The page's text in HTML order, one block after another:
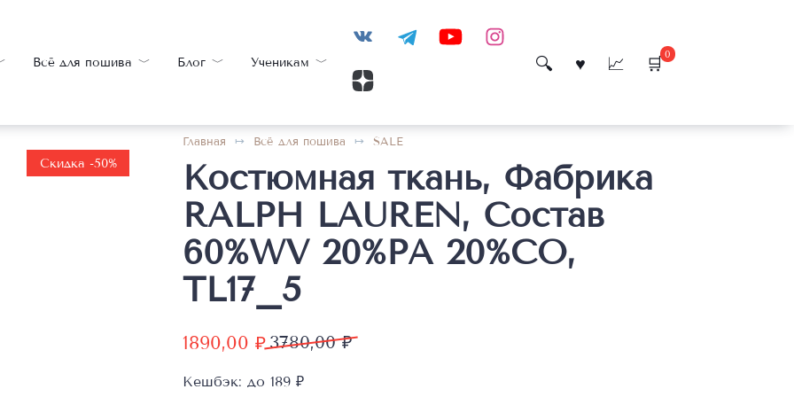
Всё для пошива Блог Ученикам
0
Скидка -50%
Главная Всё для пошива SALE
Костюмная ткань, Фабрика
RALPH LAUREN, Состав
60%WV 20%PA 20%CO,
TL17_5
3780,00₽
Первоначальная
1890,00 ₽
Текущая
Кешбэк: до 189 ₽